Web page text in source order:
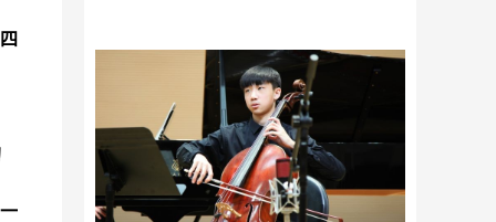
四
一